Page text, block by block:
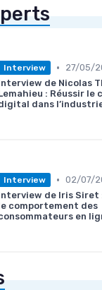
Interview •
27/05/
de Nicolas
: Réussir le
dans
Interview • 02/07/
de Iris Siret
comportement des
en